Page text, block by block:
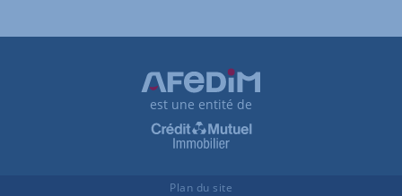
est une entité de
Plan du site